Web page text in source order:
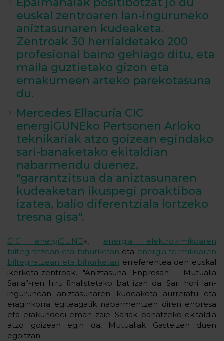
euskal zentroaren lan-inguruneko
aniztasunaren kudeaketa.
Zentroak 30 herrialdetako 200
profesional baino gehiago ditu, eta
maila guztietako gizon eta
emakumeen arteko parekotasuna
du.
Mercedes Ellacuría CIC
energiGUNEko Pertsonen Arloko
teknikariak atzo goizean egindako
sari-banaketako ekitaldian
nabarmendu duenez,
"garrantzitsua da aniztasunaren
kudeaketan ikuspegi proaktiboa
izatea, balio diferentziala lortzeko
tresna gisa".
CIC energiGUNEk, energia elektrokimikoaren
biltegiratzean eta bihurketan eta energia termikoaren
biltegiratzean eta bihurketan erreferentea den euskal
ikerketa-zentroak, "Aniztasuna Enpresan - Mutualia
Saria”-ren hiru finalistetako bat izan da. Sari hori lan-
ingurunean aniztasunaren kudeaketa aurreratu eta
eraginkorra egiteagatik nabarmentzen diren enpresa
eta erakundeei eman zaie. Sariak banatzeko ekitaldia
atzo goizean egin da, Mutualiak Gasteizen duen
egoitzan.